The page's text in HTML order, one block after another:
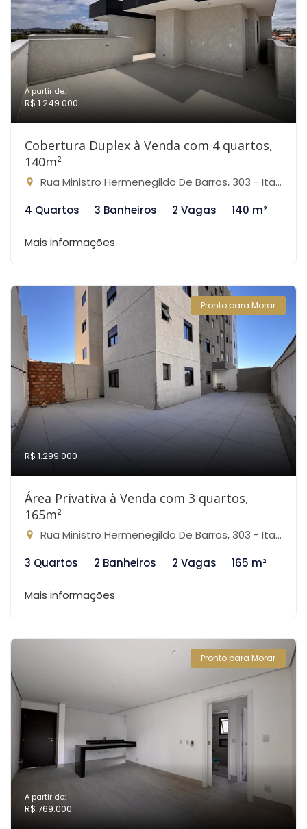
A partir de:
R$ 1.249.000
Cobertura Duplex à Venda com 4 quartos,
140m²
Rua Ministro Hermenegildo De Barros, 303 - Itapoã, Belo Horizonte-MG
4 Quartos
3 Banheiros 2 Vagas 140 m²
Mais informações
Pronto para Morar
R$ 1.299.000
Área Privativa à Venda com 3 quartos,
165m²
Rua Ministro Hermenegildo De Barros, 303 - Itapoã, Belo Horizonte-MG
3 Quartos
2 Banheiros 2 Vagas 165 m²
Mais informações
Pronto para Morar
A partir de:
R$ 769.000